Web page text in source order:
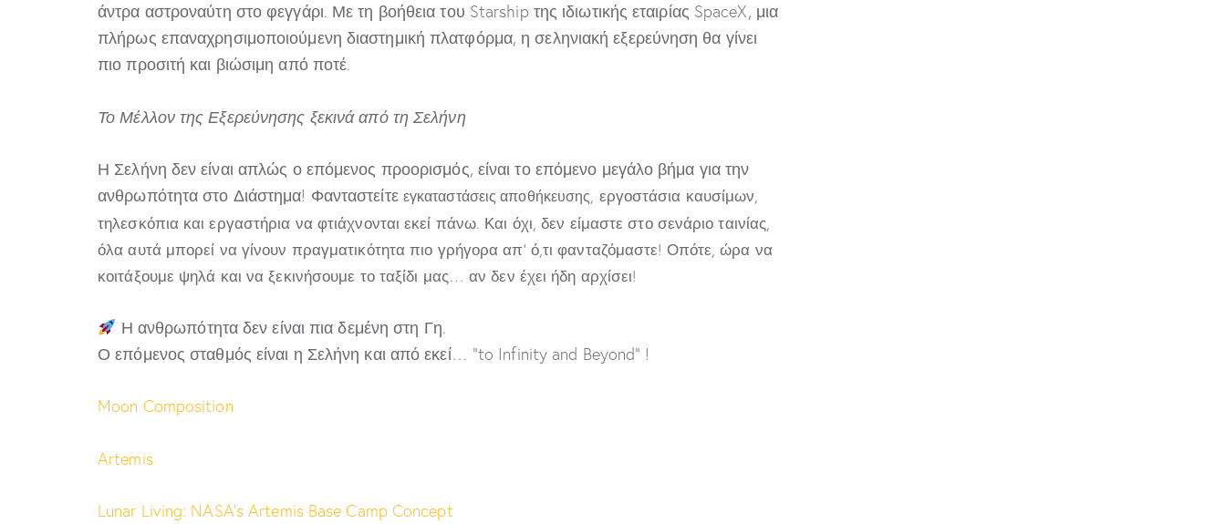
άντρα αστροναύτη στο φεγγάρι. Με τη βοήθεια του Starship της ιδιωτικής εταιρίας SpaceX, μια
πλήρως επαναχρησιμοποιούμενη διαστημική πλατφόρμα, η σεληνιακή εξερεύνηση θα γίνει
πιο προσιτή και βιώσιμη από ποτέ.
Το Μέλλον της Εξερεύνησης ξεκινά από τη Σελήνη
Η Σελήνη δεν είναι απλώς ο επόμενος προορισμός, είναι το επόμενο μεγάλο βήμα για την
ανθρωπότητα στο Διάστημα! Φανταστείτε εγκαταστάσεις αποθήκευσης
, εργοστάσια καυσίμων,
τηλεσκόπια και εργαστήρια να φτιάχνονται εκεί πάνω. Και όχι, δεν είμαστε στο σενάριο ταινίας,
όλα αυτά μπορεί να γίνουν πραγματικότητα πιο γρήγορα απ’ ό,τι φανταζόμαστε! Οπότε, ώρα να
κοιτάξουμε ψηλά και να ξεκινήσουμε το ταξίδι μας… αν δεν έχει ήδη αρχίσει!
Η ανθρωπότητα δεν είναι πια δεμένη στη Γη.
Ο επόμενος σταθμός είναι η Σελήνη και από εκεί… “to Infinity and Beyond” !
Moon Composition
Artemis
Lunar Living: NASA’s Artemis Base Camp Concept